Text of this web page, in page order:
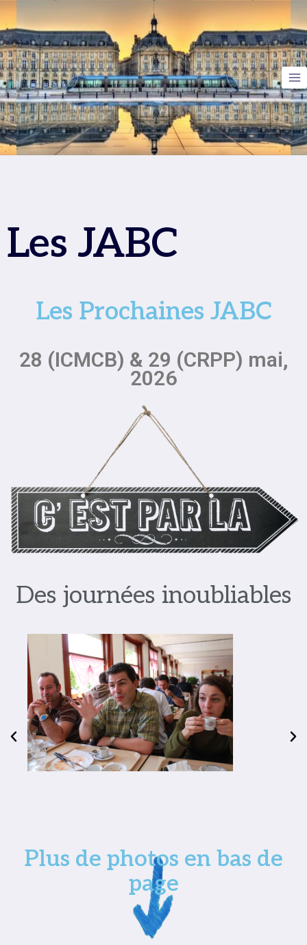
Les JABC
Les Prochaines JABC
28 (ICMCB) & 29 (CRPP) mai,
2026
Des journées inoubliables
Plus de photos en bas de
page